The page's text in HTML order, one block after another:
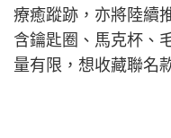
療癒蹤跡，亦將陸續
含鑰匙圈、馬克杯、
量有限，想收藏聯名